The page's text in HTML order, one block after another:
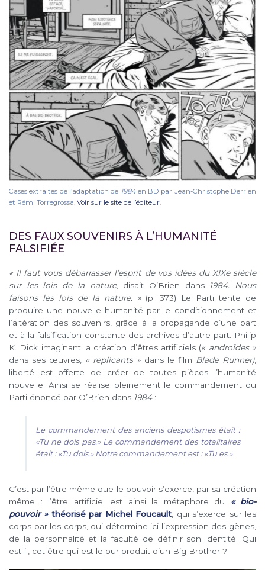
Cases extraites de l’adaptation de 1984en BD par Jean-Christophe Derrien
et Rémi Torregrossa. Voir sur le site de l’éditeur.
DES FAUX SOUVENIRS À L’HUMANITÉ
FALSIFIÉE
« Il faut vous débarrasser l’esprit de vos idées du XIXe siècle
sur les lois de la nature, disait O’Brien dans
1984. Nous
faisons les lois de la nature. »(p. 373) Le Parti tente de
produire une nouvelle humanité par le conditionnement et
l’altération des souvenirs, grâce à la propagande d’une part
et à la falsification constante des archives d’autre part. Philip
K. Dick imaginant la création d’êtres artificiels (« androïdes »
dans ses œuvres,
« replicants » dans le film Blade Runner),
liberté est offerte de créer de toutes pièces l’humanité
nouvelle. Ainsi se réalise pleinement le commandement du
Parti énoncé par O’Brien dans 1984:
Le commandement des anciens despotismes était :
«Tu ne dois pas.» Le commandement des totalitaires
était : «Tu dois.» Notre commandement est : «Tu es.»
C’est par l’être même que le pouvoir s’exerce, par sa création
même : l’être artificiel est ainsi la métaphore du « bio-
pouvoir » théorisé par Michel Foucault, qui s’exerce sur les
corps par les corps, qui détermine ici l’expression des gènes,
de la personnalité et la faculté de définir son identité. Qui
est-il, cet être qui est le pur produit d’un Big Brother ?